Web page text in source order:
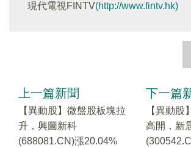
現代電視FINTV(http://www.fintv.hk)
上一篇新聞
【異動股】微盤股板塊拉
升，興圖新科
(688081.CN)漲20.04%
下一篇
【異動股
高開，新